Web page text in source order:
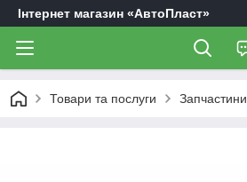
Інтернет магазин «АвтоПласт»
Товари та послуги Запчастини